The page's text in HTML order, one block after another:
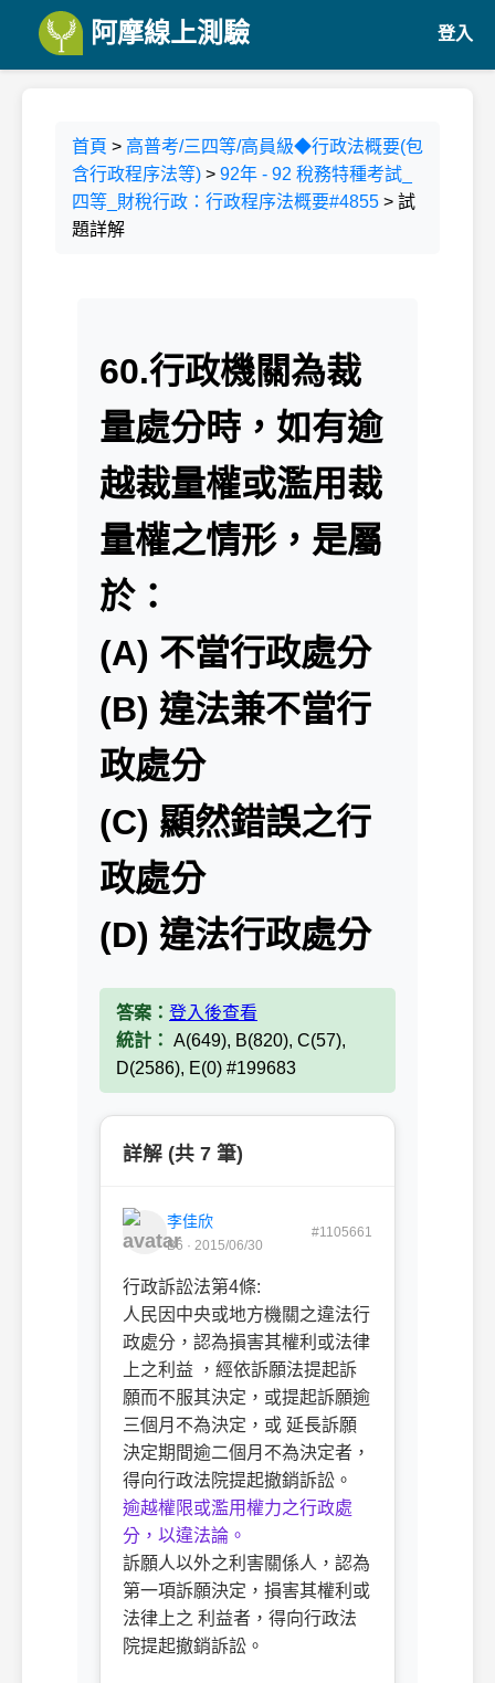
阿摩線上測驗 登入
首頁 > 高普考/三四等/高員級◆行政法概要(包
含行政程序法等) > 92年 - 92 稅務特種考試_
四等_財稅行政：行政程序法概要#4855 > 試
題詳解
60.行政機關為裁
量處分時，如有逾
越裁量權或濫用裁
量權之情形，是屬
於：
(A) 不當行政處分
(B) 違法兼不當行
政處分
(C) 顯然錯誤之行
政處分
(D) 違法行政處分
答案： 登入後查看
統計： A(649), B(820), C(57),
D(2586), E(0) #199683
詳解 (共 7 筆)
李佳欣
B6 · 2015/06/30
#1105661
行政訴訟法第4條:
人民因中央或地方機關之違法行
政處分，認為損害其權利或法律
上之利益 ，經依訴願法提起訴
願而不服其決定，或提起訴願逾
三個月不為決定，或 延長訴願
決定期間逾二個月不為決定者，
得向行政法院提起撤銷訴訟。
逾越權限或濫用權力之行政處
分，以違法論。
訴願人以外之利害關係人，認為
第一項訴願決定，損害其權利或
法律上之 利益者，得向行政法
院提起撤銷訴訟。